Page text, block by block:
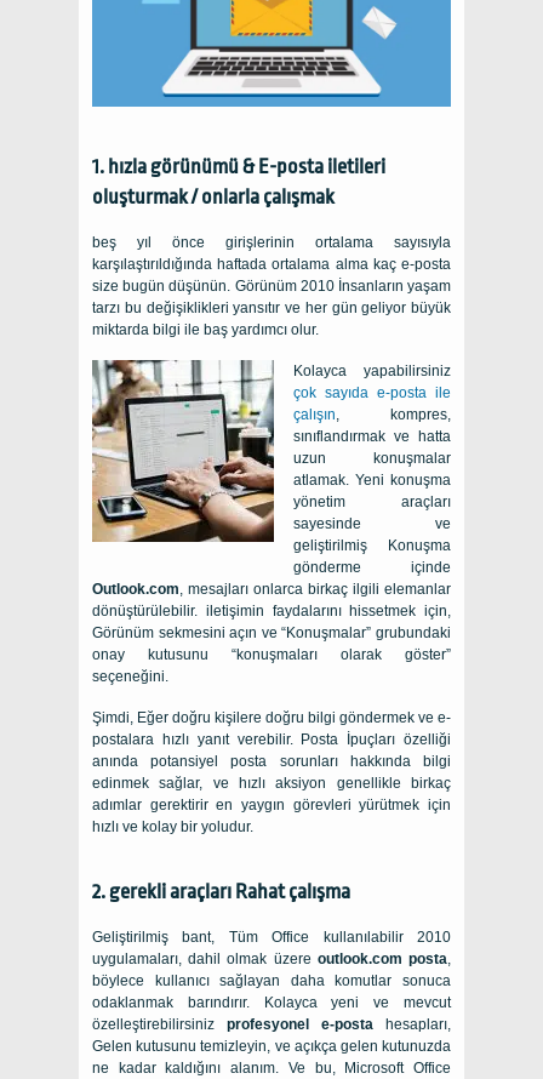
1. hızla görünümü & E-posta iletileri
oluşturmak / onlarla çalışmak
beş yıl önce girişlerinin ortalama sayısıyla
karşılaştırıldığında haftada ortalama alma kaç e-posta
size bugün düşünün. Görünüm 2010 İnsanların yaşam
tarzı bu değişiklikleri yansıtır ve her gün geliyor büyük
miktarda bilgi ile baş yardımcı olur.
Kolayca yapabilirsiniz
çok sayıda e-posta ile
çalışın, kompres,
sınıflandırmak ve hatta
uzun konuşmalar
atlamak. Yeni konuşma
yönetim araçları
sayesinde ve
geliştirilmiş Konuşma
gönderme içinde
Outlook.com, mesajları onlarca birkaç ilgili elemanlar
dönüştürülebilir. iletişimin faydalarını hissetmek için,
Görünüm sekmesini açın ve “Konuşmalar” grubundaki
onay kutusunu “konuşmaları olarak göster”
seçeneğini.
Şimdi, Eğer doğru kişilere doğru bilgi göndermek ve e-
postalara hızlı yanıt verebilir. Posta İpuçları özelliği
anında potansiyel posta sorunları hakkında bilgi
edinmek sağlar, ve hızlı aksiyon genellikle birkaç
adımlar gerektirir en yaygın görevleri yürütmek için
hızlı ve kolay bir yoludur.
2. gerekli araçları Rahat çalışma
Geliştirilmiş bant, Tüm Office kullanılabilir 2010
uygulamaları, dahil olmak üzere outlook.com posta,
böylece kullanıcı sağlayan daha komutlar sonuca
odaklanmak barındırır. Kolayca yeni ve mevcut
özelleştirebilirsiniz profesyonel e-posta
hesapları,
Gelen kutusunu temizleyin, ve açıkça gelen kutunuzda
ne kadar kaldığını alanım. Ve bu, Microsoft Office